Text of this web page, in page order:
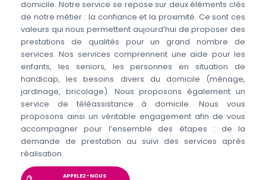
domicile. Notre service se repose sur deux éléments clés
de notre métier : la confiance et la proximité. Ce sont ces
valeurs qui nous permettent aujourd’hui de proposer des
prestations de qualités pour un grand nombre de
services. Nos services comprennent une aide pour les
enfants, les seniors, les personnes en situation de
handicap, les besoins divers du domicile (ménage,
jardinage, bricolage). Nous proposons également un
service de téléassistance à domicile. Nous vous
proposons ainsi un véritable engagement afin de vous
accompagner pour l’ensemble des étapes : de la
demande de prestation au suivi des services après
réalisation.
APPELEZ-NOUS